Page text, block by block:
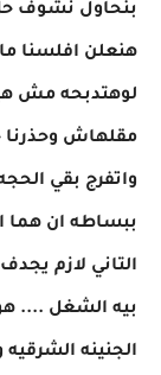
بنحاول نشوف
هنعلن افلسنا
لوهتدبحه مش
مقلهاش وحذرنا
واتفرج بقي
ببساطه ان هما
التاني لازم
بيه الشغل ....
الجنينه